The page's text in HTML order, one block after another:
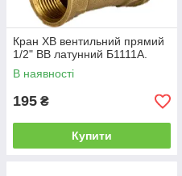
Кран ХВ вентильний прямий
1/2" ВВ латунний Б1111А.
В наявності
195 ₴
Купити